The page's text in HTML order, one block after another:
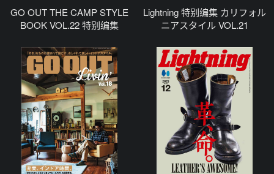
GO OUT THE CAMP STYLE
BOOK VOL.22 特别编集
Lightning 特别编集 カリフォル
ニアスタイル VOL.21